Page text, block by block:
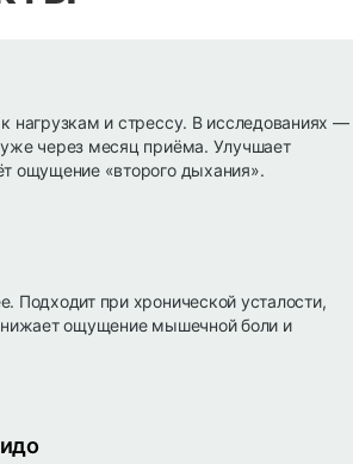
нагрузкам и стрессу. В исследованиях —
через месяц приёма. Улучшает
ощущение «второго дыхания».
Подходит при хронической усталости,
ощущение мышечной боли и